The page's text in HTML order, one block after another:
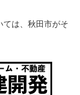
ては、秋田市がそ